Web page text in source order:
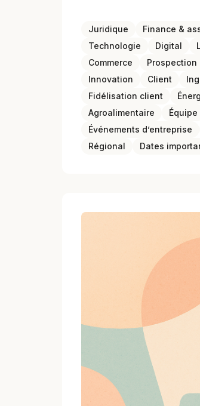
Juridique Finance &
Technologie
Digital
Commerce
Prospection
Innovation
Client
Fidélisation client
Agroalimentaire
Équipe
Événements d’entreprise
Régional
Dates